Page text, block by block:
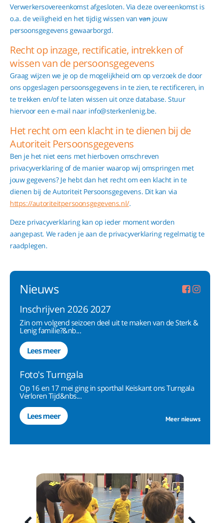
Verwerkersovereenkomst afgesloten. Via deze overeenkomst is
o.a. de veiligheid en het tijdig wissen vanvanjouw
persoonsgegevens gewaarborgd.
Recht op inzage, rectificatie, intrekken of
wissen van de persoonsgegevens
Graag wijzen we je op de mogelijkheid om op verzoek de door
ons opgeslagen persoonsgegevens in te zien, te rectificeren, in
te trekken en/of te laten wissen uit onze database. Stuur
hiervoor een e-mail naar info@sterkenlenig.be.
Het recht om een klacht in te dienen bij de
Autoriteit Persoonsgegevens
Ben je het niet eens met hierboven omschreven
privacyverklaring of de manier waarop wij omspringen met
jouw gegevens? Je hebt dan het recht om een klacht in te
dienen bij de Autoriteit Persoonsgegevens. Dit kan via
https://autoriteitpersoonsgegevens.nl/.
Deze privacyverklaring kan op ieder moment worden
aangepast. We raden je aan de privacyverklaring regelmatig te
raadplegen.
Nieuws
Inschrijven 2026 2027
Zin om volgend seizoen deel uit te maken van de Sterk &
Lenig familie?&nb...
Lees meer
Foto's Turngala
Op 16 en 17 mei ging in sporthal Keiskant ons Turngala
Verloren Tijd&nbs...
Lees meer Meer nieuws